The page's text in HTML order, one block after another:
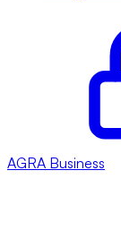
AGRA Business